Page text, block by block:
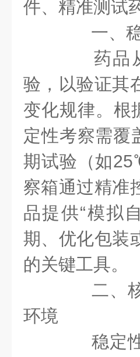
件、精准测试
一、稳
药品从
验，以验证其
变化规律。根
定性考察需覆
期试验（如
察箱通过精准
品提供“模拟
期、优化包装
的关键工具。
二、核
环境
稳定性